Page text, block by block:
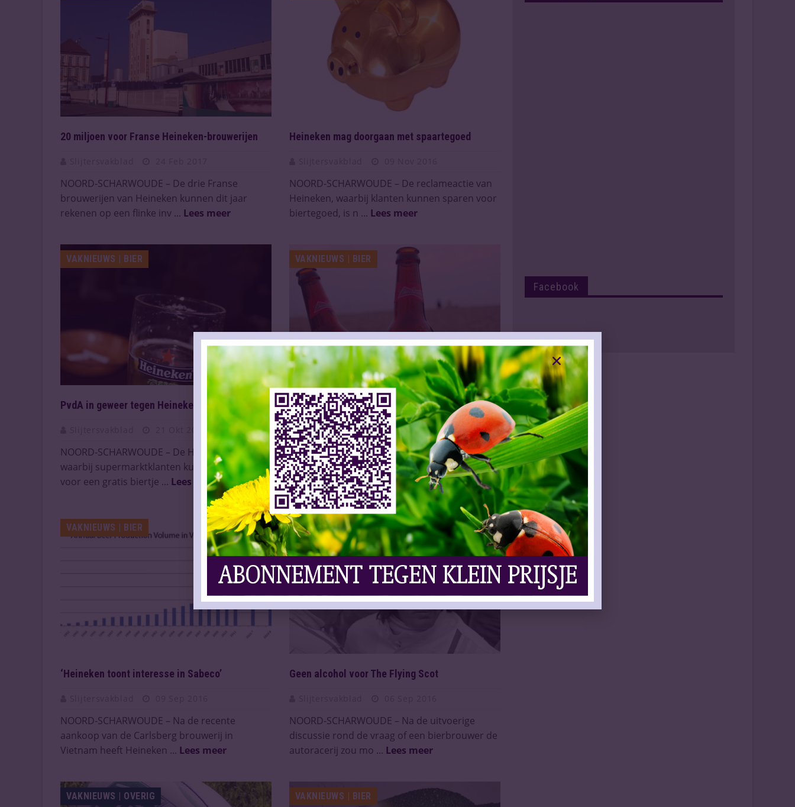
20 miljoen voor Franse Heineken-brouwerijen
NOORD-SCHARWOUDE – De drie Franse
brouwerijen van Heineken kunnen dit jaar
rekenen op een flinke inv ... Lees meer
Heineken mag doorgaan met spaartegoed
NOORD-SCHARWOUDE – De reclameactie van
Heineken, waarbij klanten kunnen sparen voor
biertegoed, is n ... Lees meer
VAKNIEUWS | BIER
PvdA in geweer tegen Heineken spaaractie
21 Okt 2016
NOORD-SCHARWOUDE – De Heinekenactie
waarbij supermarktklanten kunnen sparen
voor een gratis biertje ... Lees meer
VAKNIEUWS | BIER
Nieuwe bierkolos kan uit de startblokken
Slijtersvakblad 29 Sep 2016
NOORD-SCHARWOUDE – ‘It giet oan’. Na een
jaar van voorbereidingen is de overname van
SABMiller door ...Lees meer
VAKNIEUWS | BIER
‘Heineken toont interesse in Sabeco’
NOORD-SCHARWOUDE – Na de recente
aankoop van de Carlsberg brouwerij in
Vietnam heeft Heineken ... Lees meer
VAKNIEUWS | BIER
Geen alcohol voor The Flying Scot
NOORD-SCHARWOUDE – Na de uitvoerige
discussie rond de vraag of een bierbrouwer de
autoracerij zou mo ... Lees meer
VAKNIEUWS | OVERIG VAKNIEUWS | BIER
Facebook